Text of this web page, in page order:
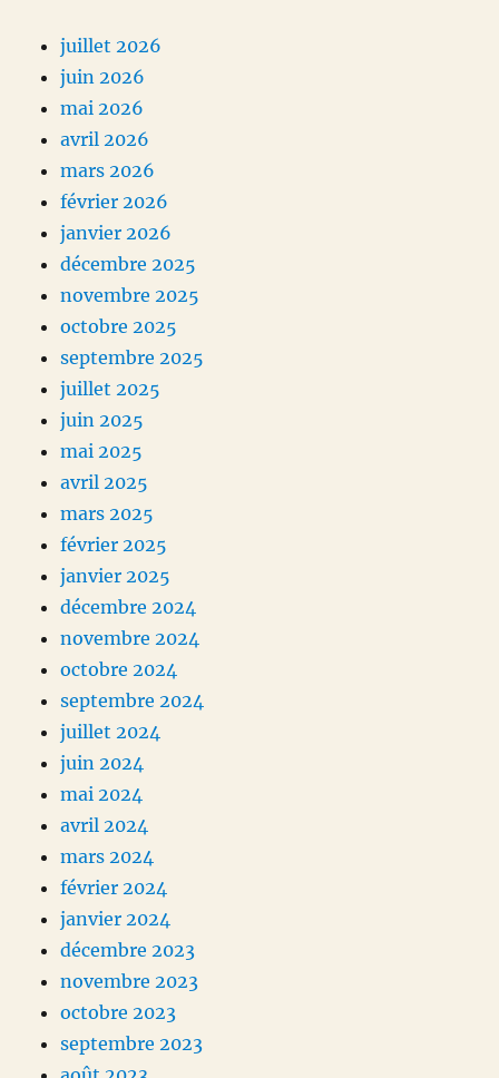
juillet 2026
juin 2026
mai 2026
avril 2026
mars 2026
février 2026
janvier 2026
décembre 2025
novembre 2025
octobre 2025
septembre 2025
juillet 2025
juin 2025
mai 2025
avril 2025
mars 2025
février 2025
janvier 2025
décembre 2024
novembre 2024
octobre 2024
septembre 2024
juillet 2024
juin 2024
mai 2024
avril 2024
mars 2024
février 2024
janvier 2024
décembre 2023
novembre 2023
octobre 2023
septembre 2023